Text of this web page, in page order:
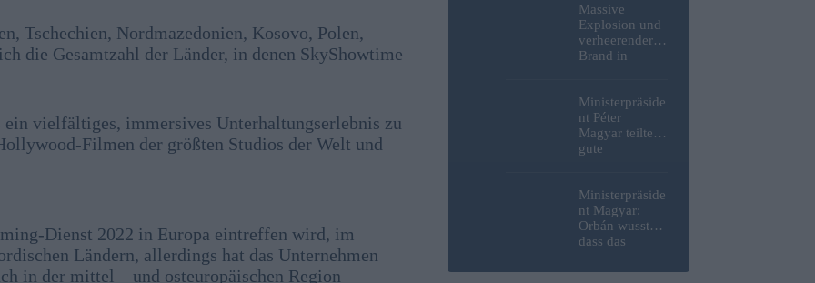
Tschechien, Nordmazedonien, Kosovo, Polen,
die Gesamtzahl der Länder, in denen SkyShowtime
vielfältiges, immersives Unterhaltungserlebnis zu
Filmen der größten Studios der Welt und
Dienst 2022 in Europa eintreffen wird, im
Ländern, allerdings hat das Unternehmen
in der mittel – und osteuropäischen Region
deutsche
Motorrad
gefunden
haben – Fotos
Massive
Explosion und
verheerender
Brand in
MOL-
Raffinerie:
Werden die
Kraftstoffpreise
Ministerpräside
nt Péter
Magyar teilte
gute
freiwilliger
Verbrauchsred
uzierungen
mit, da erneut
gebrochen
Ministerpräside
nt Magyar:
Orbán wusste,
dass das
Energiesystem